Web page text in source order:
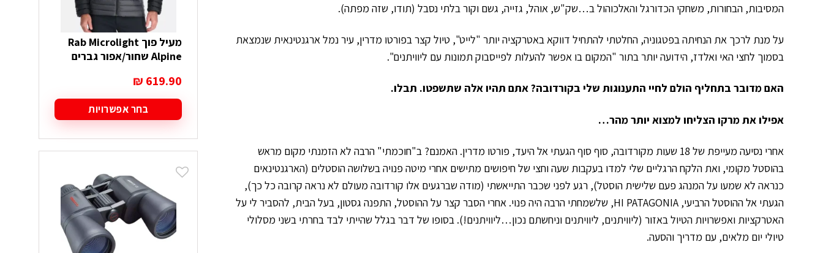
המסיבות, הבחורות, משחקי הכדורגל והאלכוהול ב…שק"ש, אוהל, גזייה, גשם וקור בלתי נסבל (תודו, שזה מפתה).
על מנת לרכך את הנחיתה בפטגוניה, החלטתי להתחיל דווקא באטרקציה יותר "לייט", טיול קצר בפורטו מדרין, עיר נמל ארגנטינאית שנמצאת
בסמוך לחצי האי ואלדז, הידועה יותר בתור "המקום בו אפשר להעלות לפייסבוק תמונות עם ליוויתנים".
האם מדובר בתחליף הולם לחיי התענוגות שלי בקורדובה? אתם תהיו אלה שתשפטו. תבלו.
אפילו את מרקו הצליחו למצוא יותר מהר…
אחרי נסיעה מעייפת של 18 שעות מקורדובה, סוף סוף הגעתי אל היעד, פורטו מדרין. האמנם? ב"חוכמתי" הרבה לא הזמנתי מקום מראש
בהוסטל מקומי, ואת הלקח הרגליים שלי למדו בעקבות שעה וחצי של חיפושים מתישים אחרי מיטה פנויה בשלושה הוסטלים (הארגנטינאים
כנראה לא שמעו על המנהג פעם שלישית הוסטל), רגע לפני שכבר התייאשתי (מודה שברגעים אלו קורדובה מעולם לא נראה קרובה כל כך),
הגעתי אל ההוסטל הרביעי, HI PATAGONIA, שלשמחתי הרבה היה פנוי. אחרי הסבר קצר על ההוסטל, התפנה גסטון, בעל הבית, להסביר לי על
האטרקציות ואפשרויות הטיול באזור (ליוויתנים, ליוויתנים וניחשתם נכון…ליוויתנים!). בסופו של דבר בגלל שהייתי לבד בחרתי בשני מסלולי
טיולי יום מלאים, עם מדריך והסעה.
מעיל פוך Rab Microlight
Alpine שחור/אפור גברים
₪ 619.90
בחר אפשרויות
למוצר
זה
יש
מספר
ניתן
לבחור
את
האפשרויות